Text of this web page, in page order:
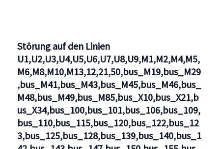
Störung auf den Linien
U1,U2,U3,U4,U5,U6,U7,U8,U9,M1,M2,M4,M5,
M6,M8,M10,M13,12,21,50,bus_M19,bus_M29
,bus_M41,bus_M43,bus_M45,bus_M46,bus_
M48,bus_M49,bus_M85,bus_X10,bus_X21,b
us_X34,bus_100,bus_101,bus_106,bus_109,
bus_110,bus_115,bus_120,bus_122,bus_12
3,bus_125,bus_128,bus_139,bus_140,bus_1